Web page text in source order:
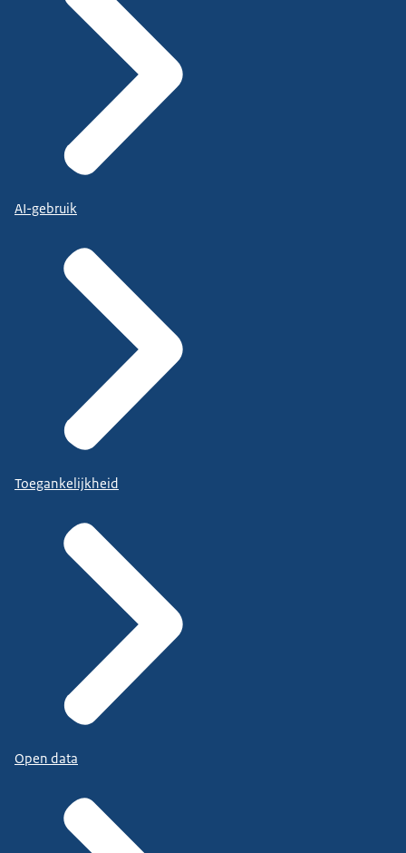
AI-gebruik
Toegankelijkheid
Open data